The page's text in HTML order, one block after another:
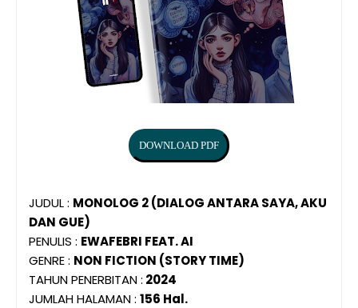
JUDUL : MONOLOG 2 (DIALOG ANTARA SAYA, AKU
DAN GUE)
PENULIS : EWAFEBRI FEAT. AI
GENRE : NON FICTION (STORY TIME)
TAHUN PENERBITAN : 2024
JUMLAH HALAMAN : 156 Hal.